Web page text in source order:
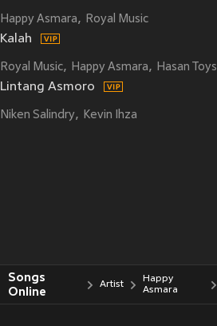
Happy Asmara Royal Music
Kalah
Royal Music Happy Asmara Hasan Toys
Lintang Asmoro
Niken Salindry Kevin Ihza
Songs
Online
Artist
Happy
Asmara